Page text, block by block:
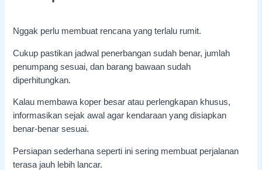
Nggak perlu membuat rencana yang terlalu rumit.
Cukup pastikan jadwal penerbangan sudah benar, jumlah
penumpang sesuai, dan barang bawaan sudah
diperhitungkan.
Kalau membawa koper besar atau perlengkapan khusus,
informasikan sejak awal agar kendaraan yang disiapkan
benar-benar sesuai.
Persiapan sederhana seperti ini sering membuat perjalanan
terasa jauh lebih lancar.